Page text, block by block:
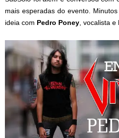
mais esperadas do evento.
ideia com Pedro Poney , vocalista